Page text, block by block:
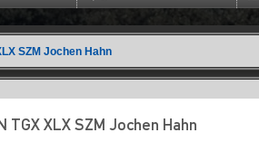
SZM Jochen Hahn
TGX XLX SZM Jochen Hahn